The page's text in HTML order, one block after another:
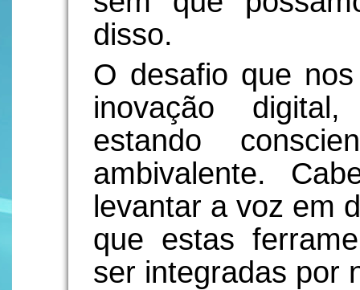
disso.
O desafio que
inovação
estando
ambivalente.
levantar a voz em
que estas
ser integradas por